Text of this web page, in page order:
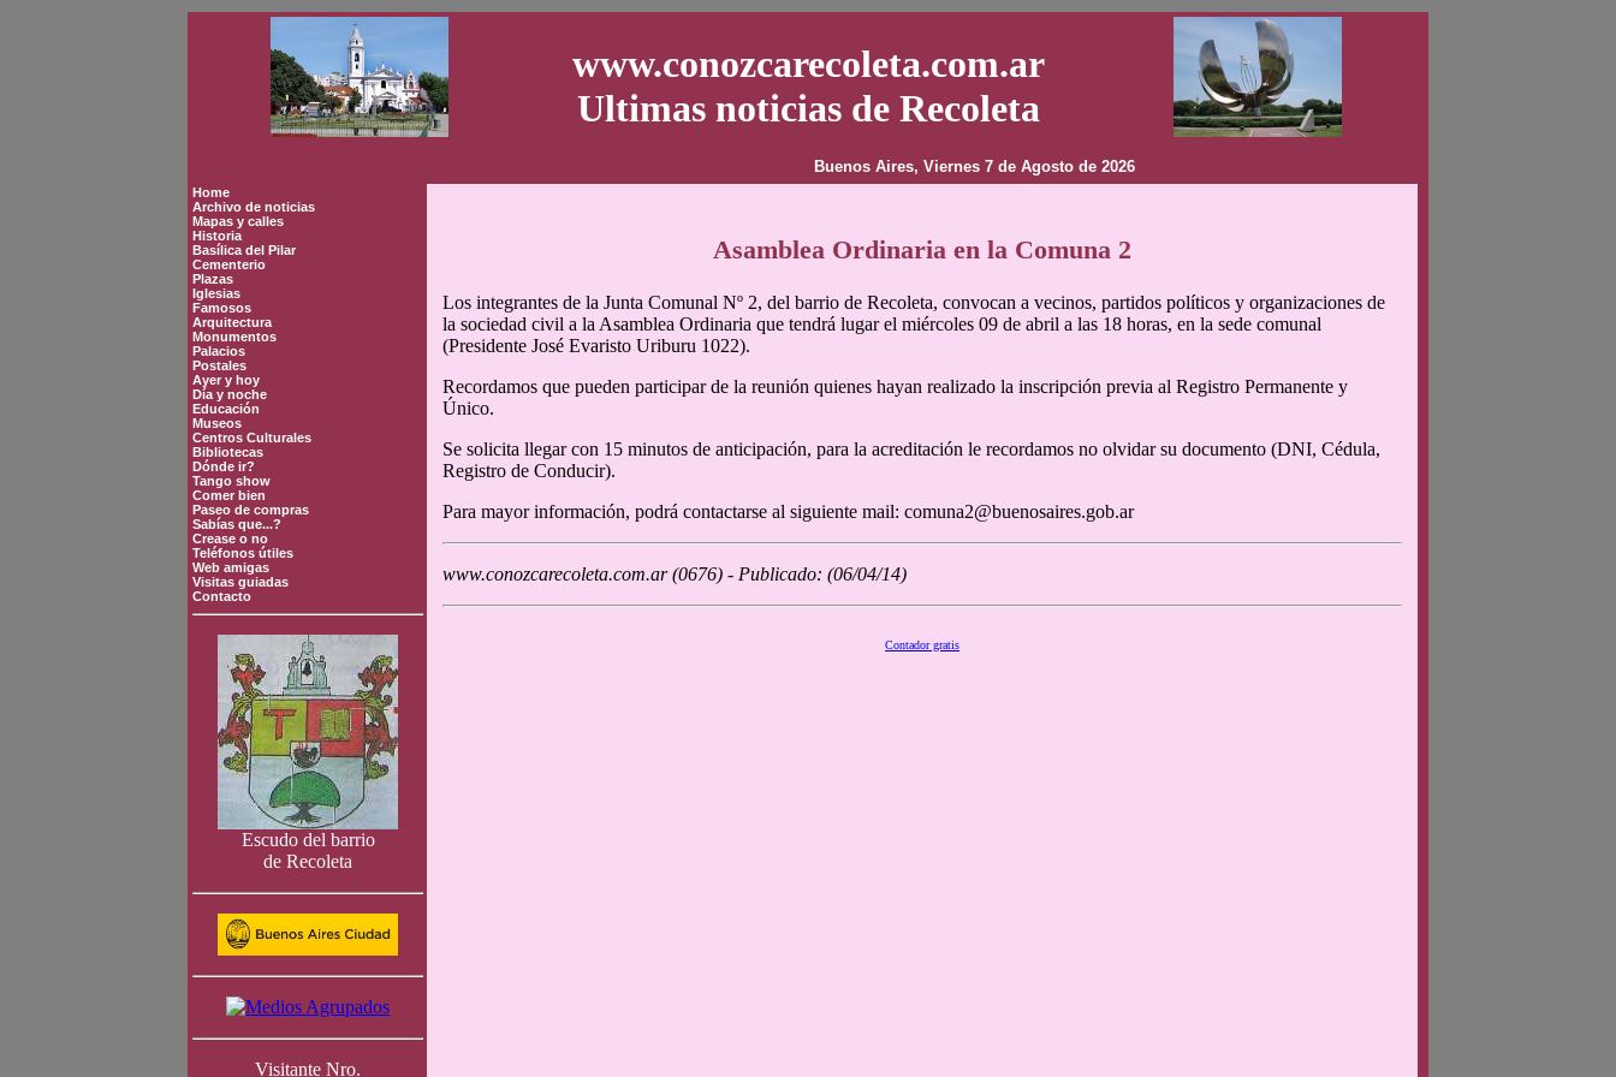
www.conozcarecoleta.com.ar
Ultimas noticias de Recoleta
Buenos Aires, Viernes 7 de Agosto de 2026
Home
Archivo de noticias
Mapas y calles
Historia
Basílica del Pilar
Cementerio
Plazas
Iglesias
Famosos
Arquitectura
Monumentos
Palacios
Postales
Ayer y hoy
Día y noche
Educación
Museos
Centros Culturales
Bibliotecas
Dónde ir?
Tango show
Comer bien
Paseo de compras
Sabías que...?
Crease o no
Teléfonos útiles
Web amigas
Visitas guiadas
Contacto
Escudo del barrio
de Recoleta
Visitante Nro.
Asamblea Ordinaria en la Comuna 2
Los integrantes de la Junta Comunal Nº 2, del barrio de Recoleta, convocan a vecinos, partidos políticos y organizaciones de
la sociedad civil a la Asamblea Ordinaria que tendrá lugar el miércoles 09 de abril a las 18 horas, en la sede comunal
(Presidente José Evaristo Uriburu 1022).
Recordamos que pueden participar de la reunión quienes hayan realizado la inscripción previa al Registro Permanente y
Único.
Se solicita llegar con 15 minutos de anticipación, para la acreditación le recordamos no olvidar su documento (DNI, Cédula,
Registro de Conducir).
Para mayor información, podrá contactarse al siguiente mail: comuna2@buenosaires.gob.ar
www.conozcarecoleta.com.ar (0676) - Publicado: (06/04/14)
Contador gratis